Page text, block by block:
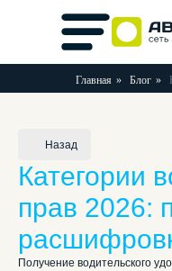
Главная » Блог »
Назад
Категории
прав 2026:
Получение водительского